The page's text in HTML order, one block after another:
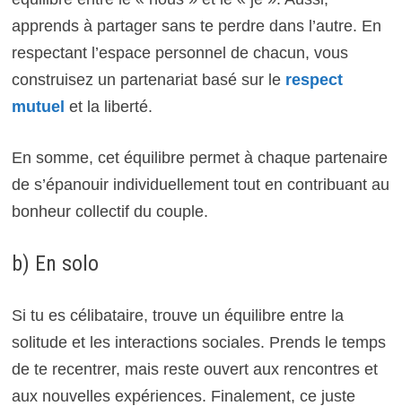
apprends à partager sans te perdre dans l’autre. En
respectant l’espace personnel de chacun, vous
construisez un partenariat basé sur le respect
mutuel et la liberté.
En somme, cet équilibre permet à chaque partenaire
de s’épanouir individuellement tout en contribuant au
bonheur collectif du couple.
b) En solo
Si tu es célibataire, trouve un équilibre entre la
solitude et les interactions sociales. Prends le temps
de te recentrer, mais reste ouvert aux rencontres et
aux nouvelles expériences. Finalement, ce juste